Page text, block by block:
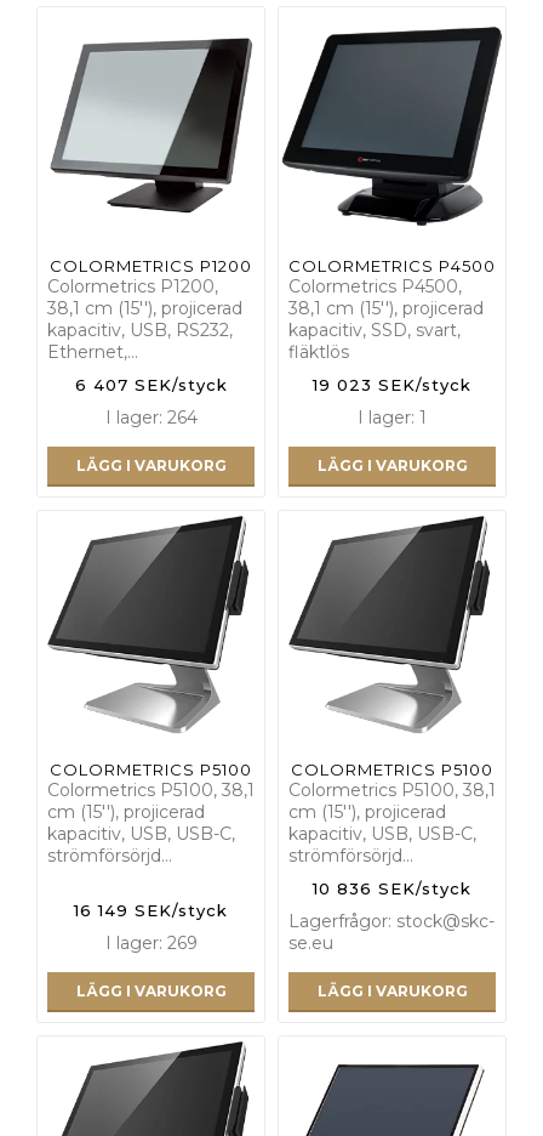
COLORMETRICS P1200
Colormetrics P1200,
38,1 cm (15''), projicerad
kapacitiv, USB, RS232,
Ethernet,…
6 407 SEK/styck
I lager: 264
LÄGG I VARUKORG
COLORMETRICS P4500
Colormetrics P4500,
38,1 cm (15''), projicerad
kapacitiv, SSD, svart,
fläktlös
19 023 SEK/styck
I lager: 1
LÄGG I VARUKORG
COLORMETRICS P5100
Colormetrics P5100, 38,1
cm (15''), projicerad
kapacitiv, USB, USB-C,
strömförsörjd…
16 149 SEK/styck
I lager: 269
LÄGG I VARUKORG
COLORMETRICS P5100
Colormetrics P5100, 38,1
cm (15''), projicerad
kapacitiv, USB, USB-C,
strömförsörjd…
10 836 SEK/styck
Lagerfrågor: stock@skc-
se.eu
LÄGG I VARUKORG